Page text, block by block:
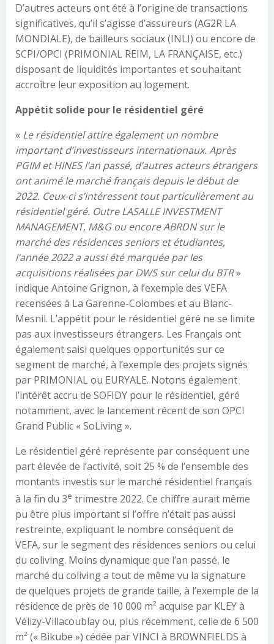
D’autres acteurs ont été à l’origine de transactions
significatives, qu’il s’agisse d’assureurs (AG2R LA
MONDIALE), de bailleurs sociaux (INLI) ou encore de
SCPI/OPCI (PRIMONIAL REIM, LA FRANÇAISE, etc.)
disposant de liquidités importantes et souhaitant
accroître leur exposition au logement.
Appétit solide pour le résidentiel géré
« Le résidentiel attire également un nombre
important d’investisseurs internationaux. Après
PGIM et HINES l’an passé, d’autres acteurs étrangers
ont animé le marché français depuis le début de
2022. Ceux-ci s’intéressent tout particulièrement au
résidentiel géré. Outre LASALLE INVESTMENT
MANAGEMENT, M&G ou encore ABRDN sur le
marché des résidences seniors et étudiantes,
l’année 2022 a aussi été marquée par les
acquisitions réalisées par DWS sur celui du BTR»
indique Antoine Grignon, à l’exemple des VEFA
recensées à La Garenne-Colombes et au Blanc-
Mesnil. L’appétit pour le résidentiel géré ne se limite
pas aux investisseurs étrangers. Les Français ont
également saisi quelques opportunités sur ce
segment de marché, à l’exemple des projets signés
par PRIMONIAL ou EURYALE. Notons également
l’intérêt accru de SOFIDY pour le résidentiel, géré
notamment, avec le lancement récent de son OPCI
Grand Public « SoLiving ».
Le résidentiel géré représente par conséquent une
part élevée de l’activité, soit 25 % de l’ensemble des
montants investis sur le marché résidentiel français
à la fin du 3e trimestre 2022. Ce chiffre aurait même
pu être plus important si l’offre n’était pas aussi
restreinte, expliquant le nombre conséquent de
VEFA, sur le segment des résidences seniors ou celui
du coliving. Moins dynamique que l’an passé, le
marché du coliving a tout de même vu la signature
de quelques projets de grande taille, à l’exemple de la
résidence de près de 10 000 m² acquise par KLEY à
Vélizy-Villacoublay ou, plus récemment, celle de 6 500
m² (« Bikube ») cédée par VINCI à BROWNFIELDS à